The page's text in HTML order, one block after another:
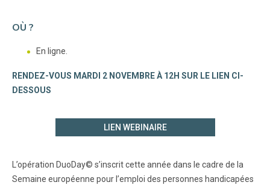
OÙ ?
En ligne.
RENDEZ-VOUS MARDI 2 NOVEMBRE À 12H SUR LE LIEN CI-
DESSOUS
LIEN WEBINAIRE
L’opération DuoDay© s’inscrit cette année dans le cadre de la
Semaine européenne pour l’emploi des personnes handicapées